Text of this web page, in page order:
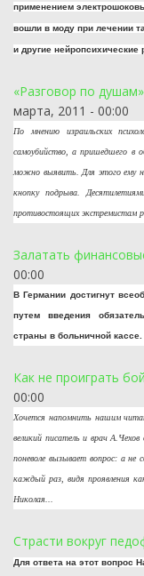
применением
вошли в моду при лечении
и другие нейропсихические
«Разговор по
марта, 2011 - 00:00
По мнению израильских
самоубийство, а пришедшего в
можно выявить. Для этого ему
кнопку подрыва.
противостоящих экстремистам
Залатать
00:00
В Германии достигнут
путем введения
страны в больничной кассе.
Как не проиграть
00:00
Хочется напомнить нашим
великий писатель и врач
поневоле вызывает вопрос: а не
каждый раз, видя проявления
Николая...
Страсти вокруг
Для ответа на этот вопрос